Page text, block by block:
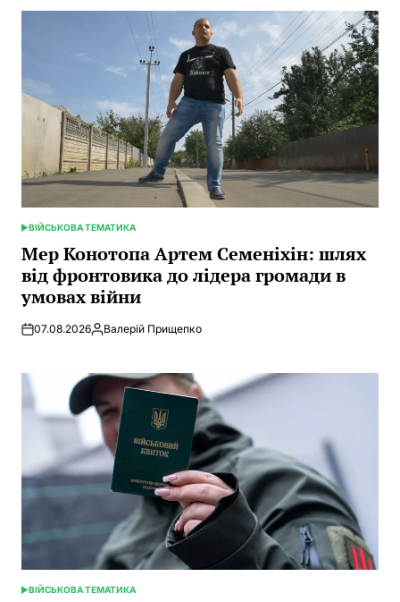
POSTED
IN
ВІЙСЬКОВА ТЕМАТИКА
Мер Конотопа Артем Семеніхін: шлях
від фронтовика до лідера громади в
умовах війни
07.08.2026Posted
Валерій Прищепко
POSTED
ВІЙСЬКОВА ТЕМАТИКА